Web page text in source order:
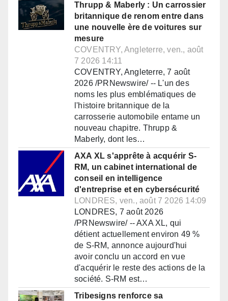
Thrupp & Maberly : Un carrossier
britannique de renom entre dans
une nouvelle ère de voitures sur
mesure
COVENTRY, Angleterre, ven., août
7 2026 14:11
COVENTRY, Angleterre, 7 août
2026 /PRNewswire/ -- L'un des
noms les plus emblématiques de
l'histoire britannique de la
carrosserie automobile entame un
nouveau chapitre. Thrupp &
Maberly, dont les…
AXA XL s'apprête à acquérir S-
RM, un cabinet international de
conseil en intelligence
d'entreprise et en cybersécurité
LONDRES, ven., août 7 2026 14:09
LONDRES, 7 août 2026
/PRNewswire/ -- AXA XL, qui
détient actuellement environ 49 %
de S-RM, annonce aujourd'hui
avoir conclu un accord en vue
d'acquérir le reste des actions de la
société. S-RM est…
Tribesigns renforce sa